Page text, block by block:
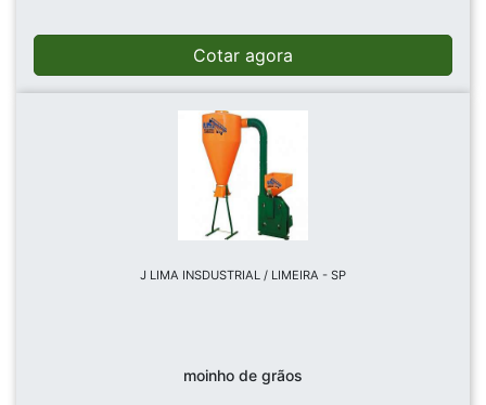
Cotar agora
J LIMA INSDUSTRIAL / LIMEIRA - SP
moinho de grãos